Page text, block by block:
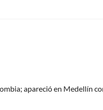
apareció en Medellín